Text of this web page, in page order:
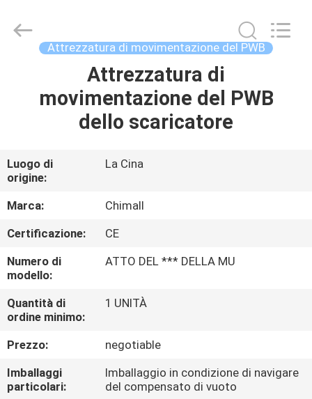
PRODOTTI
CIRCA
NOI
GIRO
DELLA
FABBRICA
CONTROLLO
DI
QUALITÀ
Technology
Attrezzatura di movimentazione del PWB
Attrezzatura di
movimentazione del PWB
dello scaricatore
Luogo di
origine:
La Cina
Marca:
Chimall
Certificazione:
CE
Numero di
modello:
ATTO DEL *** DELLA MU
Quantità di
ordine minimo:
1 UNITÀ
Prezzo:
negotiable
Imballaggi
particolari:
Imballaggio in condizione di navigare
del compensato di vuoto